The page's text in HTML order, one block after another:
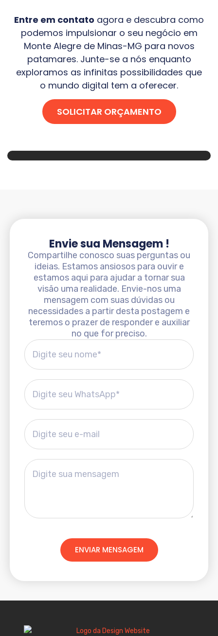
Entre em contato agora e descubra como
podemos impulsionar o seu negócio em
Monte Alegre de Minas-MG para novos
patamares. Junte-se a nós enquanto
exploramos as infinitas possibilidades que
o mundo digital tem a oferecer.
SOLICITAR ORÇAMENTO
Envie sua Mensagem !
Compartilhe conosco suas perguntas ou
ideias. Estamos ansiosos para ouvir e
estamos aqui para ajudar a tornar sua
visão uma realidade. Envie-nos uma
mensagem com suas dúvidas ou
necessidades a partir desta postagem e
teremos o prazer de responder e auxiliar
no que for preciso.
ENVIAR MENSAGEM